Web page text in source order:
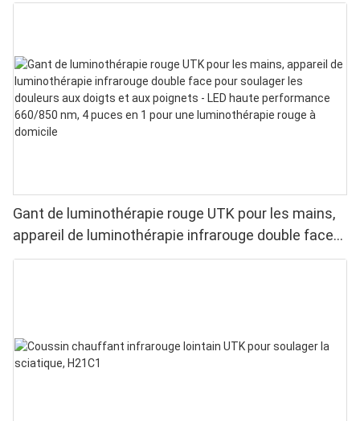
Gant de luminothérapie rouge UTK pour les mains,
appareil de luminothérapie infrarouge double face
pour soulager les douleurs aux doigts et aux